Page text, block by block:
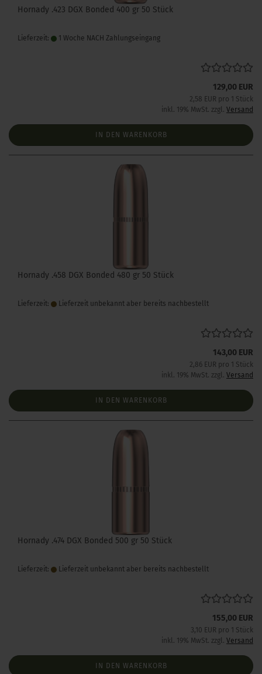
Hornady .423 DGX Bonded 400 gr 50 Stück
Lieferzeit: 1 Woche NACH Zahlungseingang
129,00 EUR
2,58 EUR pro 1 Stück
inkl. 19% MwSt. zzgl. Versand
IN DEN WARENKORB
Hornady .458 DGX Bonded 480 gr 50 Stück
Lieferzeit: Lieferzeit unbekannt aber bereits nachbestellt
143,00 EUR
2,86 EUR pro 1 Stück
inkl. 19% MwSt. zzgl. Versand
IN DEN WARENKORB
Hornady .474 DGX Bonded 500 gr 50 Stück
Lieferzeit: Lieferzeit unbekannt aber bereits nachbestellt
155,00 EUR
3,10 EUR pro 1 Stück
inkl. 19% MwSt. zzgl. Versand
IN DEN WARENKORB